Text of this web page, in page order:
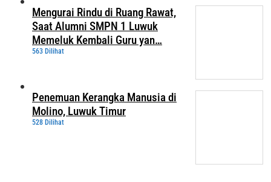
Mengurai Rindu di Ruang Rawat,
Saat Alumni SMPN 1 Luwuk
Memeluk Kembali Guru yan…
563 Dilihat
Penemuan Kerangka Manusia di
Molino, Luwuk Timur
528 Dilihat